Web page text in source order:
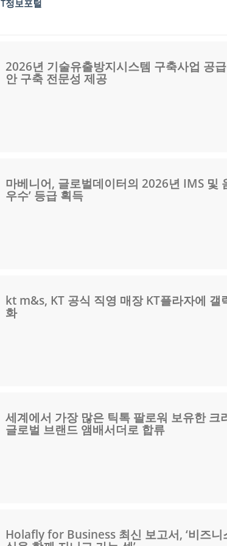
IT정보포털
2026년 기술유출방지시스템 구축사업 공
안 구축 전문성 제공
마베니어, 글로벌데이터의 2026년 IMS 및
우수’ 등급 획득
kt m&s, KT 공식 직영 매장 KT플라자에
화
세계에서 가장 많은 틱톡 팔로워 보유한 크
글로벌 브랜드 앰배서더로 합류
Holafly for Business 최신 보고서, ‘비즈